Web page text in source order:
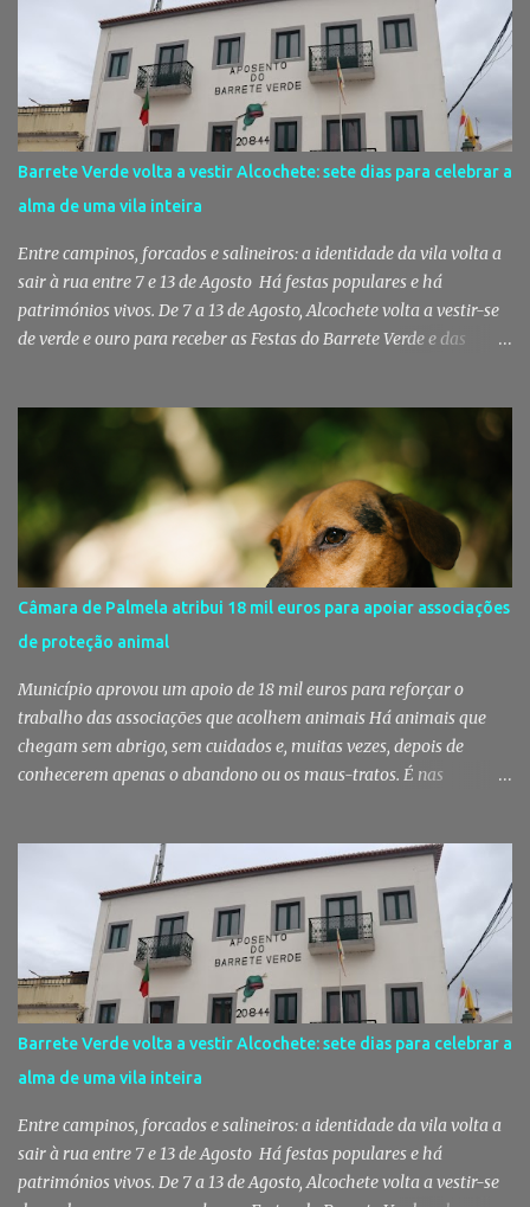
utentes do Centro de Acolhimento de Emergência Social,
reforçando simultaneamente a proteção animal e o apoio às
pessoas em situação de maior vulnerabilidade. Cuidados de saúde
a animais de companhia de utentes do CAES A Câmara Municipal
do Montijo aprovou, por unanimidade, na reunião de 22 de Julho,
a celebração de um protocolo de colaboração com a União
Mutualista Nossa Senhora da Conceição, destinado a assegurar
assistência veterinária básica aos animais de companhia dos
utentes do Centro de Acolhimento de Emergência Social (CAES 2.0).
Segundo a ...
Barrete Verde volta a vestir Alcochete: sete dias para celebrar a
alma de uma vila inteira
Entre campinos, forcados e salineiros: a identidade da vila volta a
sair à rua entre 7 e 13 de Agosto Há festas populares e há
patrimónios vivos. De 7 a 13 de Agosto, Alcochete volta a vestir-se
de verde e ouro para receber as Festas do Barrete Verde e das
Fernando Correia Marques e Luís Sequeira lideram o cartaz
musical, mas são o campino, o salineiro, o forcado e a ligação ao
Tejo que continuam a dar alma a uma celebração que atravessa
gerações e faz da vila um dos destinos mais emblemáticos do
verão português. Aposento do Barrete Verde continua a fazer
acontecer a Festa Há um momento em que Alcochete deixa de
viver apenas junto ao rio para passar a viver com o rio. A partir
daí, o som das ruas muda, as varandas enchem-se de verde, o
cheiro da sardinha assada mistura-se com a brisa do estuário e
milhares de pessoas regressam à vila para celebrar aqu...
Câmara de Palmela atribui 18 mil euros para apoiar associações
de proteção animal
Município aprovou um apoio de 18 mil euros para reforçar o
trabalho das associações que acolhem animais Há animais que
chegam sem abrigo, sem cuidados e, muitas vezes, depois de
conhecerem apenas o abandono ou os maus-tratos. É nas
reforçado com um apoio municipal de 18 mil euros, destinado a
garantir melhores condições para quem, todos os dias, cuida
daqueles que não têm voz. Palmela reforça apoio às associações
que cuidam dos animais A Câmara Municipal de Palmela aprovou,
por unanimidade, na reunião pública realizada a 5 de Agosto, um
apoio financeiro global de 18 mil euros destinado às associações
de proteção animal do concelho. O financiamento permitirá
assegurar o funcionamento básico destas entidades e apoiar as
suas atividades diárias, incluindo a manutenção das instalações,
alimentação dos animais, tratamentos médicos e cirúrgicos,
aquisição de medicamentos, ...
Barrete Verde volta a vestir Alcochete: sete dias para celebrar a
alma de uma vila inteira
Entre campinos, forcados e salineiros: a identidade da vila volta a
sair à rua entre 7 e 13 de Agosto Há festas populares e há
patrimónios vivos. De 7 a 13 de Agosto, Alcochete volta a vestir-se